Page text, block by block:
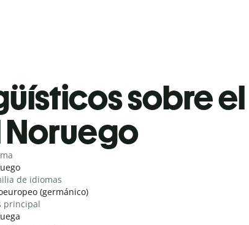
sobre el
Noruego
de idiomas
(germánico)
principal